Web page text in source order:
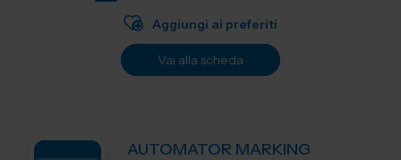
Aggiungi ai preferiti
Vai alla scheda
AUTOMATOR MARKING